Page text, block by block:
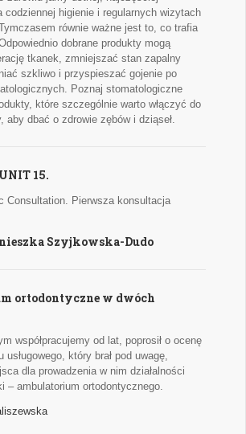
codziennej higienie i regularnych wizytach
równie ważne jest to, co trafia
dobrane produkty mogą
tkanek, zmniejszać stan zapalny
szkliwo i przyspieszać gojenie po
Poznaj stomatologiczne
które szczególnie warto włączyć do
aby dbać o zdrowie zębów i dziąseł.
15.
Consultation. Pierwsza konsultacja
Szyjkowska-Dudo
ortodontyczne w dwóch
współpracujemy od lat, poprosił o ocenę
usługowego, który brał pod uwagę,
dla prowadzenia w nim działalności
– ambulatorium ortodontycznego.